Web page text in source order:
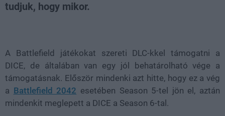
tudjuk, hogy mikor.
A Battlefield játékokat szereti DLC-kkel támogatni a
DICE, de általában van egy jól behatárolható vége a
támogatásnak. Először mindenki azt hitte, hogy ez a vég
a Battlefield 2042 esetében Season 5-tel jön el, aztán
mindenkit meglepett a DICE a Season 6-tal.